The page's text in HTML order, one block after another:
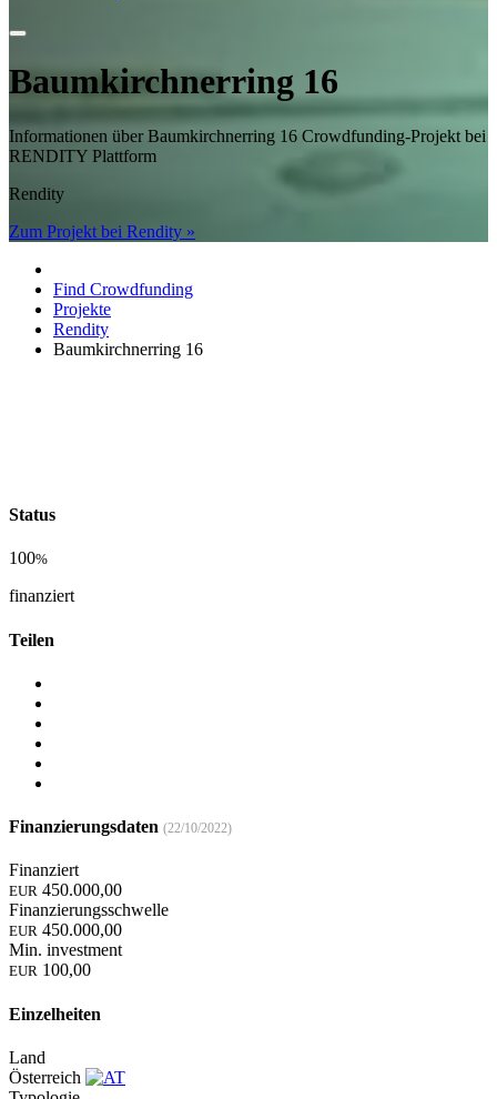
Baumkirchnerring 16
Informationen über Baumkirchnerring 16 Crowdfunding-Projekt bei
RENDITY Plattform
Rendity
Zum Projekt bei Rendity »
Find Crowdfunding
Projekte
Rendity
Baumkirchnerring 16
Status
100%
finanziert
Teilen
Finanzierungsdaten (22/10/2022)
Finanziert
EUR 450.000,00
Finanzierungsschwelle
EUR 450.000,00
Min. investment
EUR 100,00
Einzelheiten
Land
Österreich